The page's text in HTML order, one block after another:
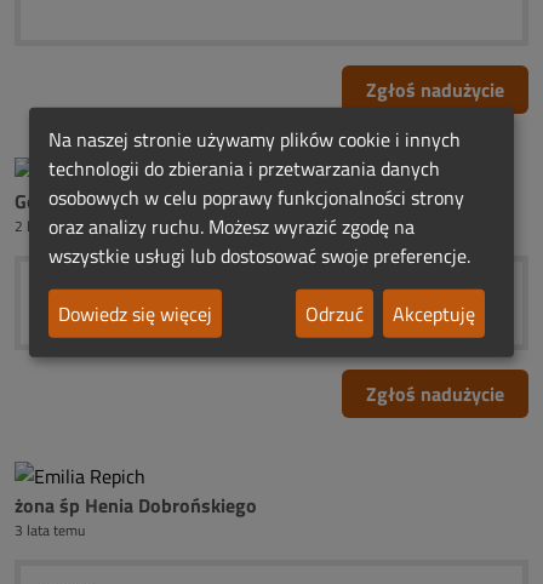
Zgłoś nadużycie
Gosia
2 lata temu
Zgłoś nadużycie
żona śp Henia Dobrońskiego
3 lata temu
Na naszej stronie używamy plików cookie i innych
technologii do zbierania i przetwarzania danych
osobowych w celu poprawy funkcjonalności strony
oraz analizy ruchu. Możesz wyrazić zgodę na
wszystkie usługi lub dostosować swoje preferencje.
Dowiedz się więcej
Odrzuć Akceptuję